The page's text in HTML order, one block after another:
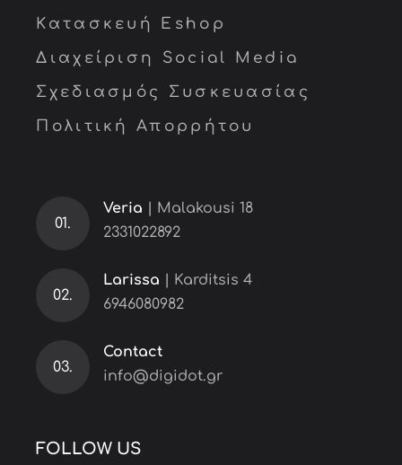
Κατασκευή Eshop
Διαχείριση Social Media
Σχεδιασμός Συσκευασίας
Πολιτική Απορρήτου
01.
Veria | Malakousi 18
2331022892
02.
Larissa | Karditsis 4
6946080982
03.
Contact
info@digidot.gr
FOLLOW US